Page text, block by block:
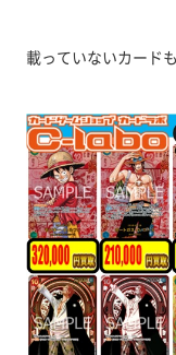
載っていないカード